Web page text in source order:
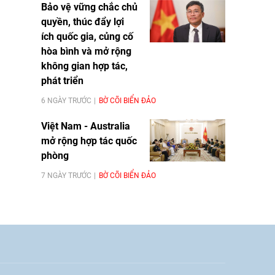
Bảo vệ vững chắc chủ
quyền, thúc đẩy lợi
ích quốc gia, củng cố
hòa bình và mở rộng
không gian hợp tác,
phát triển
6 NGÀY TRƯỚC BỜ CÕI BIỂN ĐẢO
Việt Nam - Australia
mở rộng hợp tác quốc
phòng
7 NGÀY TRƯỚC BỜ CÕI BIỂN ĐẢO